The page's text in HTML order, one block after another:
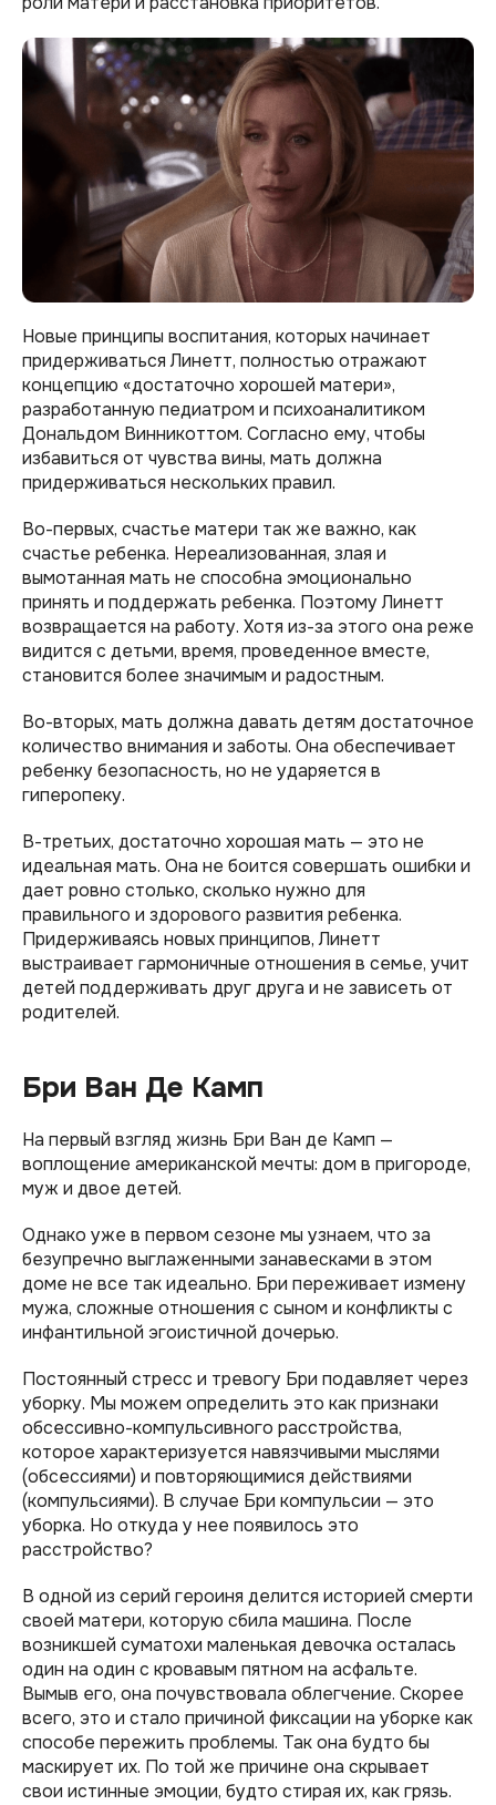
Новые принципы воспитания, которых начинает
придерживаться Линетт, полностью отражают
концепцию «достаточно хорошей матери»,
разработанную педиатром и психоаналитиком
Дональдом Винникоттом. Согласно ему, чтобы
избавиться от чувства вины, мать должна
придерживаться нескольких правил.
Во-первых, счастье матери так же важно, как
счастье ребенка. Нереализованная, злая и
вымотанная мать не способна эмоционально
принять и поддержать ребенка. Поэтому Линетт
возвращается на работу. Хотя из-за этого она реже
видится с детьми, время, проведенное вместе,
становится более значимым и радостным.
Во-вторых, мать должна давать детям достаточное
количество внимания и заботы. Она обеспечивает
ребенку безопасность, но не ударяется в
гиперопеку.
В-третьих, достаточно хорошая мать — это не
идеальная мать. Она не боится совершать ошибки и
дает ровно столько, сколько нужно для
правильного и здорового развития ребенка.
Придерживаясь новых принципов, Линетт
выстраивает гармоничные отношения в семье, учит
детей поддерживать друг друга и не зависеть от
родителей.
Бри Ван Де Камп
На первый взгляд жизнь Бри Ван де Камп —
воплощение американской мечты: дом в пригороде,
муж и двое детей.
Однако уже в первом сезоне мы узнаем, что за
безупречно выглаженными занавесками в этом
доме не все так идеально. Бри переживает измену
мужа, сложные отношения с сыном и конфликты с
инфантильной эгоистичной дочерью.
Постоянный стресс и тревогу Бри подавляет через
уборку. Мы можем определить это как признаки
обсессивно-компульсивного расстройства,
которое характеризуется навязчивыми мыслями
(обсессиями) и повторяющимися действиями
(компульсиями). В случае Бри компульсии — это
уборка. Но откуда у нее появилось это
расстройство?
В одной из серий героиня делится историей смерти
своей матери, которую сбила машина. После
возникшей суматохи маленькая девочка осталась
один на один с кровавым пятном на асфальте.
Вымыв его, она почувствовала облегчение. Скорее
всего, это и стало причиной фиксации на уборке как
способе пережить проблемы. Так она будто бы
маскирует их. По той же причине она скрывает
свои истинные эмоции, будто стирая их, как грязь.